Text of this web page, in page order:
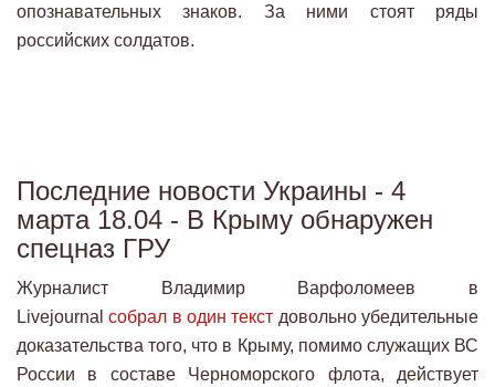
опознавательных знаков. За ними стоят ряды
российских солдатов.
Последние новости Украины - 4
марта 18.04 - В Крыму обнаружен
спецназ ГРУ
Журналист Владимир Варфоломеев в
Livejournalсобрал в один текст довольно убедительные
доказательства того, что в Крыму, помимо служащих ВС
России в составе Черноморского флота, действует